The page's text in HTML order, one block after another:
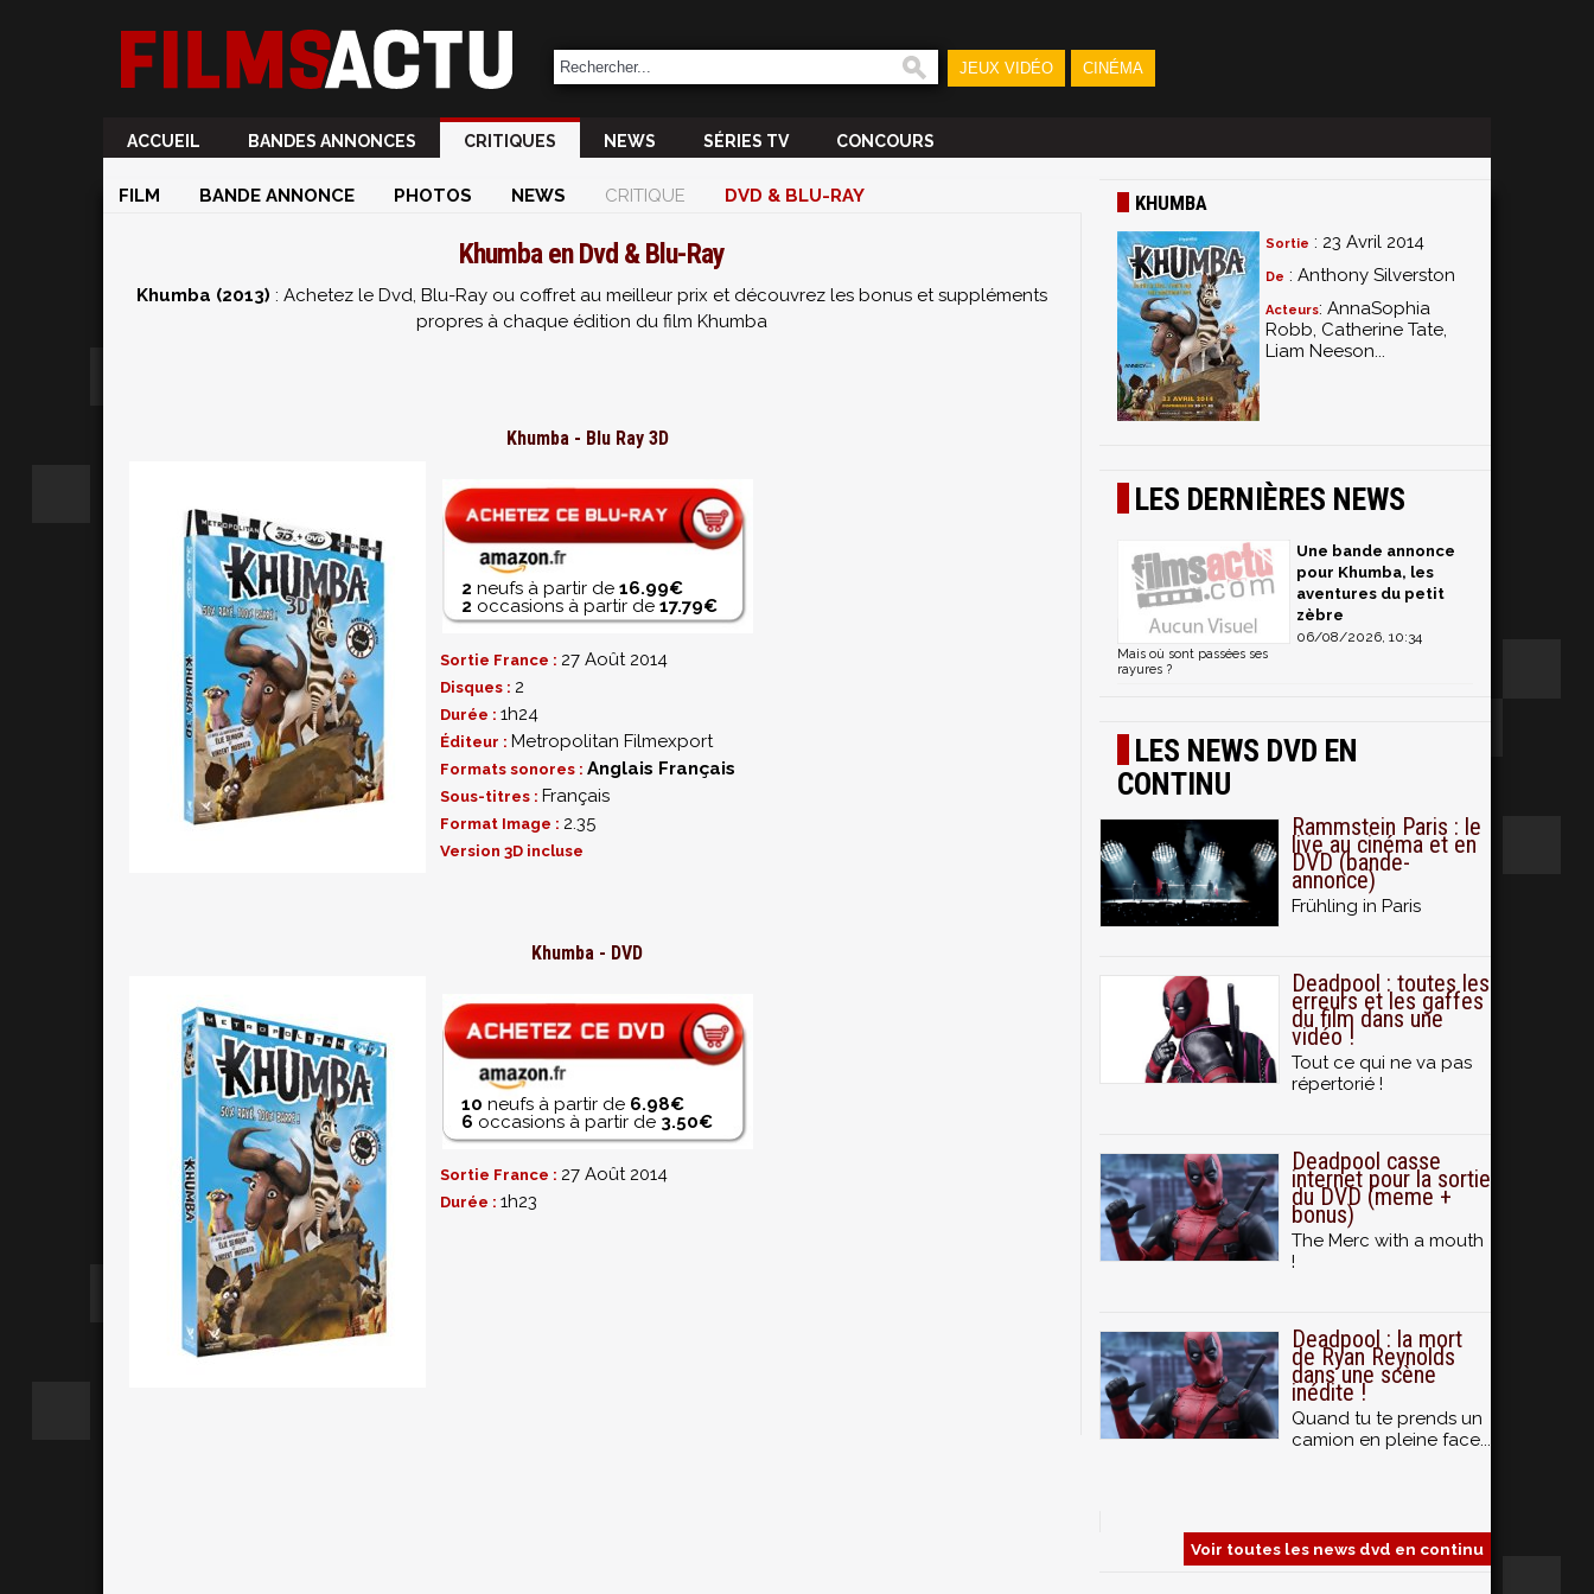
JEUX VIDÉO CINÉMA
ACCUEIL BANDES ANNONCES CRITIQUES NEWS SÉRIES TV CONCOURS
FILM BANDE ANNONCE PHOTOS NEWS CRITIQUE DVD & BLU-RAY
Khumba en Dvd & Blu-Ray
Khumba (2013) : Achetez le Dvd, Blu-Ray ou coffret au meilleur prix et découvrez les bonus et suppléments
propres à chaque édition du film Khumba
Khumba - Blu Ray 3D
2 neufs à partir de 16.99€
2 occasions à partir de 17.79€
Sortie France : 27 Août 2014
Disques : 2
Durée : 1h24
Éditeur : Metropolitan Filmexport
Formats sonores : Anglais Français
Sous-titres : Français
Format Image : 2.35
Version 3D incluse
Khumba - DVD
10 neufs à partir de 6.98€
6 occasions à partir de 3.50€
Sortie France : 27 Août 2014
Durée : 1h23
KHUMBA
Sortie : 23 Avril 2014
De : Anthony Silverston
Acteurs: AnnaSophia
Robb, Catherine Tate,
Liam Neeson...
LES DERNIÈRES NEWS
Une bande annonce
pour Khumba, les
aventures du petit
zèbre
06/08/2026, 10:34
Mais où sont passées ses
rayures ?
LES NEWS DVD EN
CONTINU
Rammstein Paris : le
live au cinéma et en
DVD (bande-
annonce)
Frühling in Paris
Deadpool : toutes les
erreurs et les gaffes
du film dans une
vidéo !
Tout ce qui ne va pas
répertorié !
Deadpool casse
internet pour la sortie
du DVD (meme +
bonus)
The Merc with a mouth
!
Deadpool : la mort
de Ryan Reynolds
dans une scène
inédite !
Quand tu te prends un
camion en pleine face...
Voir toutes les news dvd en continu